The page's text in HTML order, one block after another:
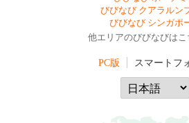
びびなび クアラルン
びびなび シンガポ
他エリアのびびなびはこ
PC版 スマートフ